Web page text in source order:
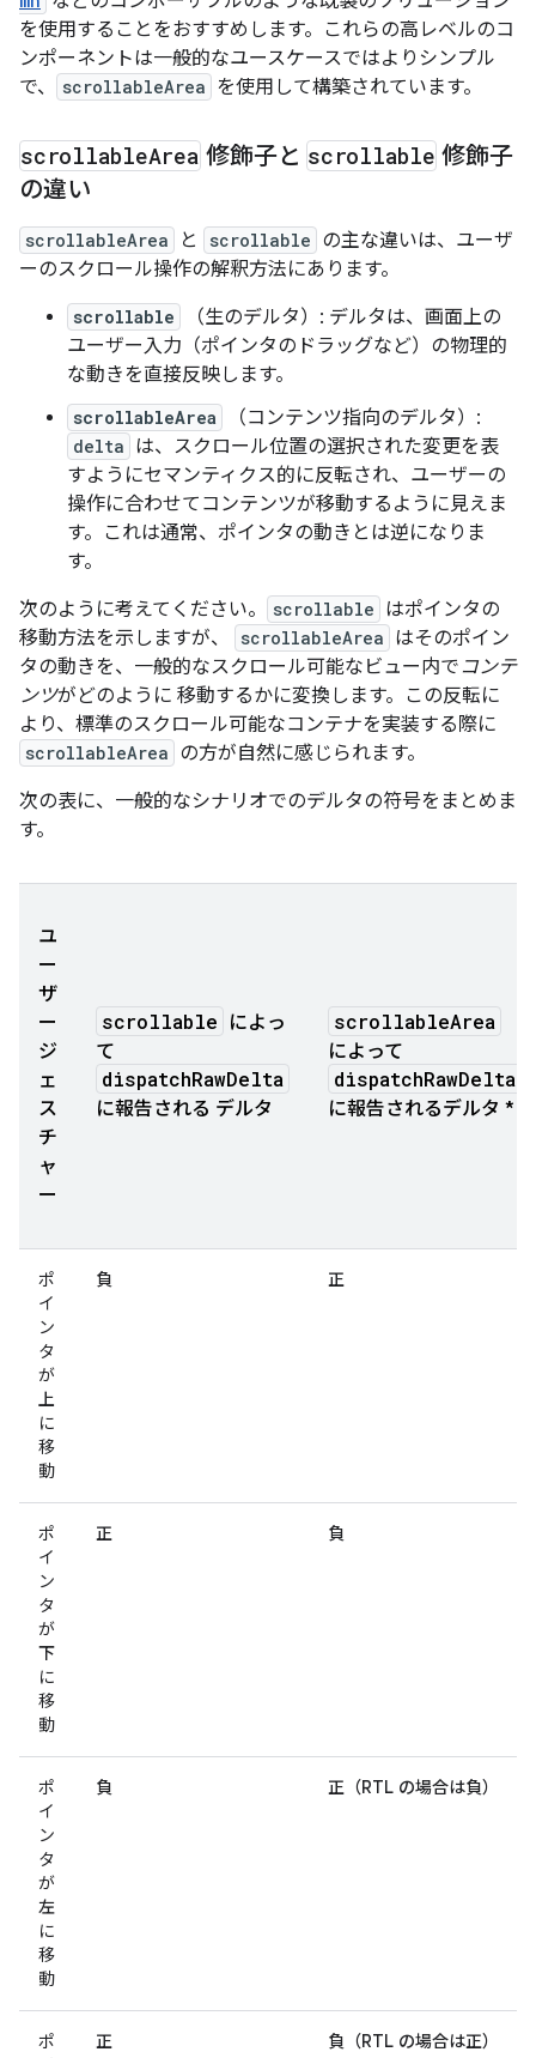
を使用することをおすすめします。これらの高レベルのコ
ンポーネントは一般的なユースケースではよりシンプル
で、
scrollableArea を使用して構築されています。
scrollableArea 修飾子と scrollable 修飾子
の違い
scrollableArea と scrollable の主な違いは、ユーザ
ーのスクロール操作の解釈方法にあります。
scrollable
（生のデルタ）: デルタは、画面上の
ユーザー入力（ポインタのドラッグなど）の物理的
な動きを直接反映します。
scrollableArea （コンテンツ指向のデルタ）:
delta は、スクロール位置の選択された変更を表
すようにセマンティクス的に反転され、ユーザーの
操作に合わせてコンテンツが移動するように見えま
す。これは通常、ポインタの動きとは逆になりま
す。
次のように考えてください。
scrollable はポインタの
移動方法を示しますが、
scrollableArea はそのポイン
タの動きを、一般的なスクロール可能なビュー内で コンテ
ンツがどのように 移動するかに変換します。この反転に
より、標準のスクロール可能なコンテナを実装する際に
scrollableArea の方が自然に感じられます。
次の表に、一般的なシナリオでのデルタの符号をまとめま
す。
ユ
ー
ザ
ー
ジ
ェ
ス
チ
ャ
ー
scrollable によっ
て
dispatchRawDelta
に報告される デルタ
scrollableArea
によって
dispatchRawDelta
に報告されるデルタ *
ポ
イ
ン
タ
が
上
に
移
動
負 正
ポ
イ
ン
タ
が
下
に
移
動
正 負
ポ
イ
ン
タ
が
左
に
移
動
負 正（RTL の場合は負）
ポ
正 負（RTL の場合は正）